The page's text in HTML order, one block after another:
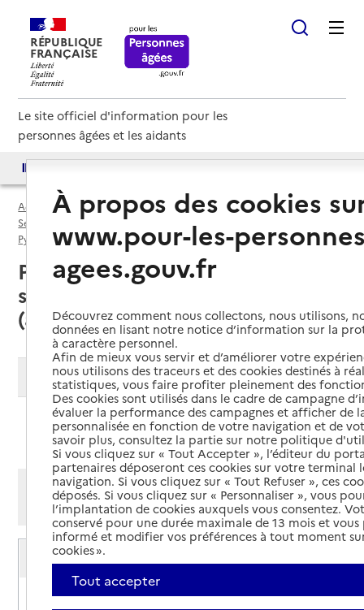
RÉPUBLIQUE
FRANÇAISE
Le site officiel d'information pour les
personnes âgées et les aidants
Accueil
Espace annuaire
Services autonomie à domicile (aide) par département
Pyrénées-Orientales (66)
Service autonomie à domicile (aide)
Perpignan (66100) : liste des 6
services autonomie à domicile
(aide)
Modifier ma recherche
Ajouter cette recherche aux favoris
Afficher les résultats par:
Mode liste
Mode carte
Service autonomie à domicile (aide)
Adéma
Adresse
Zae Tecnosud
À propos des cookies
www.pour-les-
agees.gouv.fr
Découvrez comment nous collectons, nous utilisons,
données en lisant notre notice d’information sur la
à caractère personnel.
Afin de mieux vous servir et d’améliorer votre
nous utilisons des traceurs et des cookies destinés à
statistiques, vous faire profiter pleinement des
Des cookies sont utilisés dans le cadre de campagne
évaluer la performance des campagnes et afficher de
personnalisée en fonction de votre navigation et de
savoir plus, consultez la partie sur notre politique
Si vous cliquez sur « Tout Accepter », l’éditeur du
partenaires déposeront ces cookies sur votre terminal
navigation. Si vous cliquez sur « Tout Refuser », ces
déposés. Si vous cliquez sur « Personnaliser », vous
l’implantation de cookies auxquels vous consentez.
conservé pour une durée maximale de 13 mois et
informé et modifier vos préférences à tout moment
cookies ».
Tout accepter